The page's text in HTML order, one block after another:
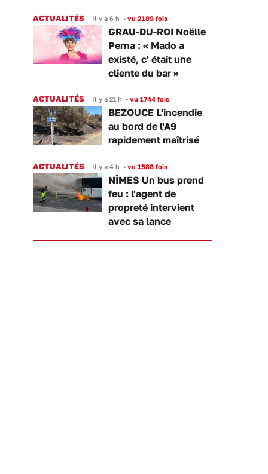
ACTUALITÉS Il y a 6 h • vu 2189 fois
GRAU-DU-ROI Noëlle
Perna : « Mado a
existé, c' était une
cliente du bar »
ACTUALITÉS Il y a 21 h • vu 1744 fois
BEZOUCE L'incendie
au bord de l'A9
rapidement maîtrisé
ACTUALITÉS Il y a 4 h • vu 1588 fois
NÎMES Un bus prend
feu : l'agent de
propreté intervient
avec sa lance